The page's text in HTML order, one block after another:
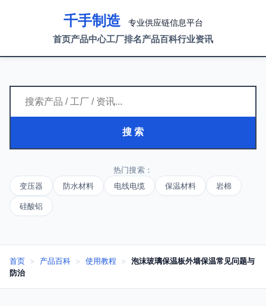
千手制造 专业供应链信息平台
首页产品中心工厂排名产品百科行业资讯
搜 索
热门搜索：
变压器
防水材料 电线电缆 保温材料 岩棉
硅酸铝
首页 > 产品百科 > 使用教程 >
泡沫玻璃保温板外墙保温常见问题与
防治